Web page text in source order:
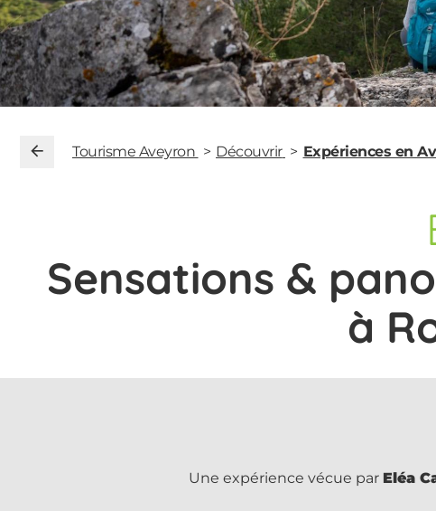
Tourisme Aveyron Découvrir Expériences en
Sensations &
à
Une expérience vécue par Eléa